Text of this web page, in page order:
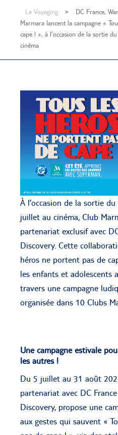
Le Voyaging >
DC France,
Marmara lancent la campagne «
cape ! », à l’occasion de la sortie
cinéma
À l’occasion de la sortie
juillet au cinéma, Club
partenariat exclusif avec
Discovery. Cette
héros ne portent pas de
les enfants et adolescents
travers une campagne
organisée dans 10 Clubs
Une campagne estivale
les autres !
Du 5 juillet au 31 août
partenariat avec DC
Discovery, propose une
aux gestes qui sauvent «